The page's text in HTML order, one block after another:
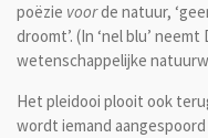
poëzie voorde natuur,
droomt’. (In ‘nel blu’
wetenschappelijke
Het pleidooi plooit ook
wordt iemand